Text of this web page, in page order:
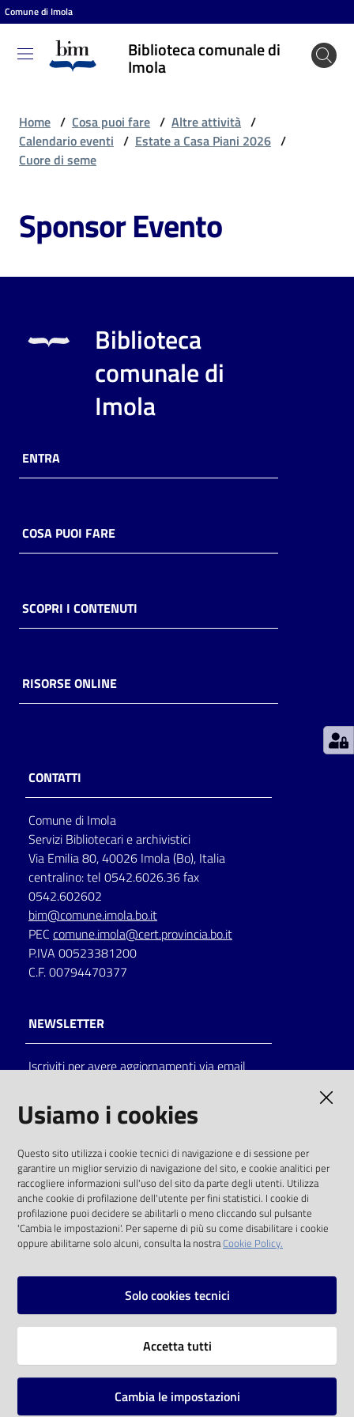
Vai al contenuto
Vai alla navigazione
Vai al footer
Comune di Imola
Biblioteca comunale di
Imola
Biblioteca
comunale
Cosa
fare
Scopri
online
Piani
Decentrate
Seguici
su
on line
Eventi
Chiedi al
bibliotecario
Avvisi
Home / Cosa puoi fare / Altre attività /
Calendario eventi / Estate a Casa Piani 2026 /
Cuore di seme
Sponsor Evento
Biblioteca
comunale di
Imola
ENTRA
COSA PUOI FARE
SCOPRI I CONTENUTI
RISORSE ONLINE
CONTATTI
Comune di Imola
Servizi Bibliotecari e archivistici
Via Emilia 80, 40026 Imola (Bo), Italia
centralino: tel 0542.6026.36 fax
0542.602602
bim@comune.imola.bo.it
PEC comune.imola@cert.provincia.bo.it
P.IVA 00523381200
C.F. 00794470377
NEWSLETTER
Iscriviti per avere aggiornamenti via email
solo alle condizioni previste dalla direttiva
comunitaria 2003/98/CE e dal d.lgs. 36/2006
SOCIAL
Instagram
Vai alla pagina
Usiamo i cookies
Questo sito utilizza i cookie tecnici di navigazione e di sessione per
garantire un miglior servizio di navigazione del sito, e cookie analitici per
raccogliere informazioni sull'uso del sito da parte degli utenti. Utilizza
anche cookie di profilazione dell'utente per fini statistici. I cookie di
profilazione puoi decidere se abilitarli o meno cliccando sul pulsante
'Cambia le impostazioni'. Per saperne di più su come disabilitare i cookie
oppure abilitarne solo alcuni, consulta la nostraCookie Policy.
Solo cookies tecnici
Accetta tutti
Cambia le impostazioni